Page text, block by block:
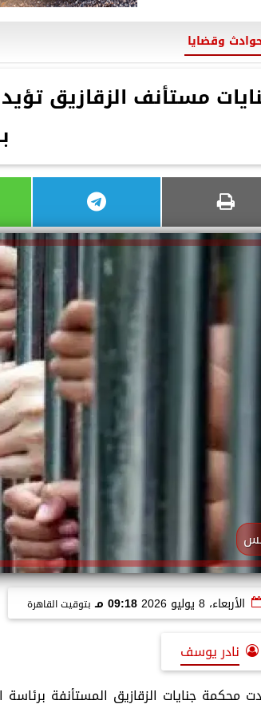
وقضايا
مستأنف الزقازيق
الأربعاء، 8 يوليو 2026 09:18 مـ بتوقيت القاهرة
نادر يوسف
محكمة جنايات الزقازيق المستأنفة